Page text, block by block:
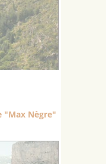
"Max Nègre"